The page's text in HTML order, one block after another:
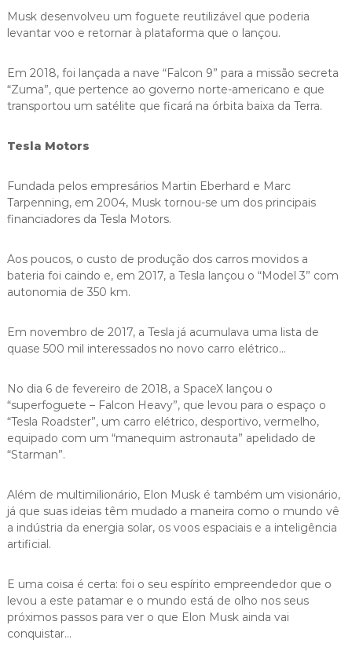
Musk desenvolveu um foguete reutilizável que poderia
levantar voo e retornar à plataforma que o lançou.
Em 2018, foi lançada a nave “Falcon 9” para a missão secreta
“Zuma”, que pertence ao governo norte-americano e que
transportou um satélite que ficará na órbita baixa da Terra.
Tesla Motors
Fundada pelos empresários Martin Eberhard e Marc
Tarpenning, em 2004, Musk tornou-se um dos principais
financiadores da Tesla Motors.
Aos poucos, o custo de produção dos carros movidos a
bateria foi caindo e, em 2017, a Tesla lançou o “Model 3” com
autonomia de 350 km.
Em novembro de 2017, a Tesla já acumulava uma lista de
quase 500 mil interessados no novo carro elétrico…
No dia 6 de fevereiro de 2018, a SpaceX lançou o
“superfoguete – Falcon Heavy”, que levou para o espaço o
“Tesla Roadster”, um carro elétrico, desportivo, vermelho,
equipado com um “manequim astronauta” apelidado de
“Starman”.
Além de multimilionário, Elon Musk é também um visionário,
já que suas ideias têm mudado a maneira como o mundo vê
a indústria da energia solar, os voos espaciais e a inteligência
artificial.
E uma coisa é certa: foi o seu espírito empreendedor que o
levou a este patamar e o mundo está de olho nos seus
próximos passos para ver o que Elon Musk ainda vai
conquistar…